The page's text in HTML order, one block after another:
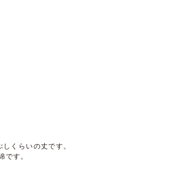
くらいの丈です。
です。